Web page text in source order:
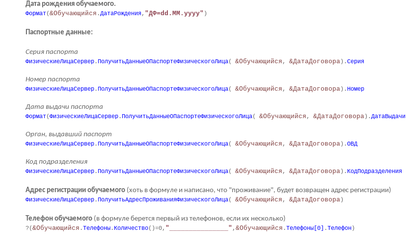
Дата рождения обучаемого.
Формат(&Обучающийся .ДатаРождения , "ДФ=dd.MM.yyyy" )
Паспортные данные:
Серия паспорта
ФизическиеЛицаСервер . ПолучитьДанныеОПаспортеФизическогоЛица( &Обучающийся , &ДатаДоговора ).Серия
Номер паспорта
ФизическиеЛицаСервер . ПолучитьДанныеОПаспортеФизическогоЛица( &Обучающийся , &ДатаДоговора ). Номер
Дата выдачи паспорта
Формат(ФизическиеЛицаСервер . ПолучитьДанныеОПаспортеФизическогоЛица( &Обучающийся , &ДатаДоговора ).ДатаВыдачи
Орган, выдавший паспорт
ФизическиеЛицаСервер . ПолучитьДанныеОПаспортеФизическогоЛица( &Обучающийся , &ДатаДоговора ).ОВД
Код подразделения
ФизическиеЛицаСервер . ПолучитьДанныеОПаспортеФизическогоЛица( &Обучающийся , &ДатаДоговора ). КодПодразделения
Адрес регистрации обучаемого (хоть в формуле и написано, что "проживание", будет возвращен адрес регистрации)
ФизическиеЛицаСервер . ПолучитьАдресПроживанияФизическогоЛица( &Обучающийся , &ДатаДоговора )
Телефон обучаемого (в формуле берется первый из телефонов, если их несколько)
?(&Обучающийся .Телефоны . Количество()=0, "_______________" , &Обучающийся .Телефоны[0] .Телефон )